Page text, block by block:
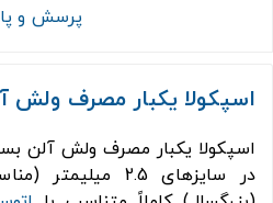
پرسش و
اسپکولا یکبار مصرف ولش آلن